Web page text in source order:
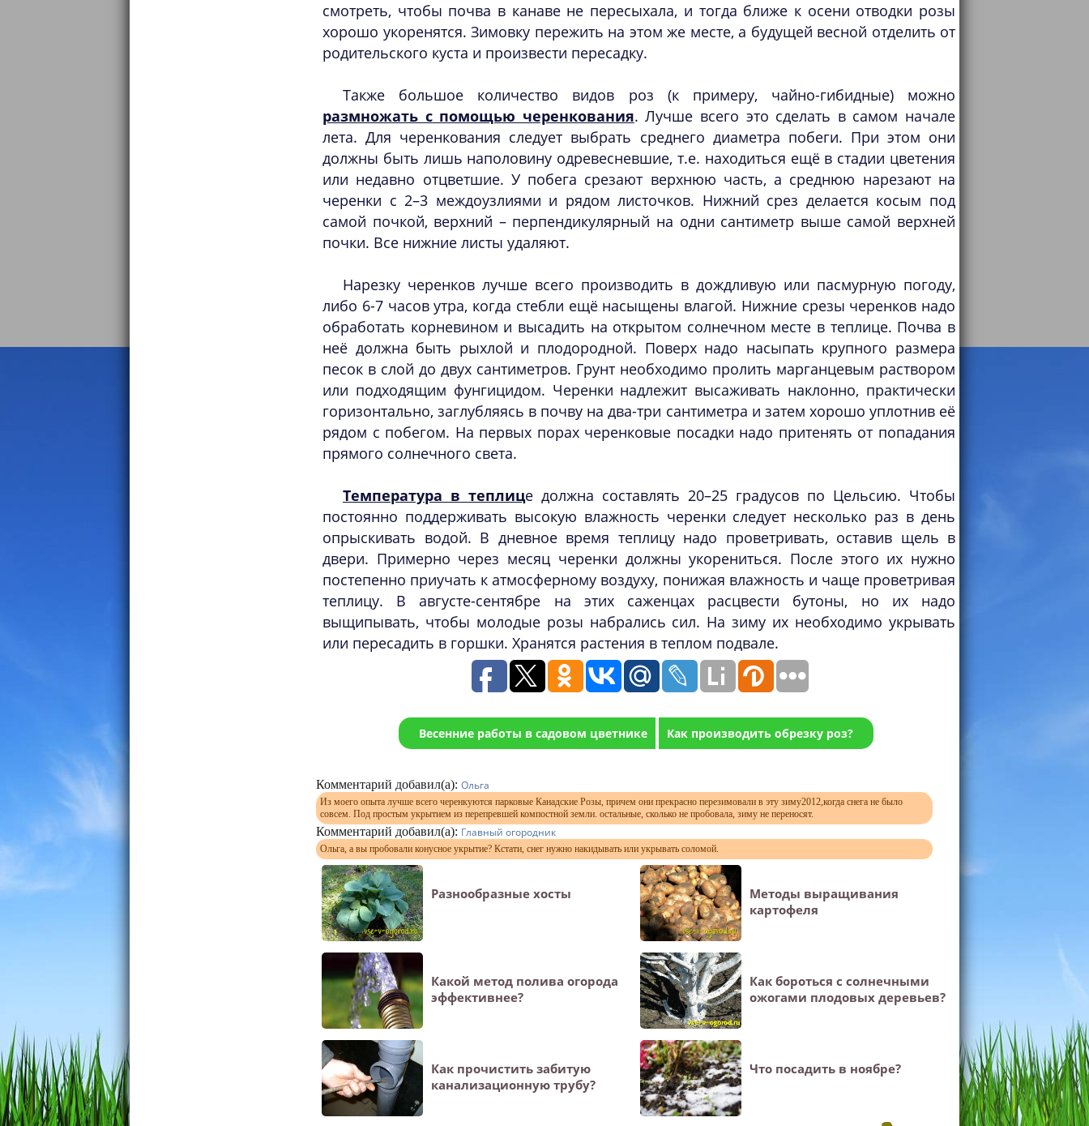
смотреть, чтобы почва в канаве не пересыхала, и тогда ближе к осени отводки розы
хорошо укоренятся. Зимовку пережить на этом же месте, а будущей весной отделить от
родительского куста и произвести пересадку.
Также большое количество видов роз (к примеру, чайно-гибидные) можно
размножать с помощью черенкования. Лучше всего это сделать в самом начале
лета. Для черенкования следует выбрать среднего диаметра побеги. При этом они
должны быть лишь наполовину одревесневшие, т.е. находиться ещё в стадии цветения
или недавно отцветшие. У побега срезают верхнюю часть, а среднюю нарезают на
черенки с 2–3 междоузлиями и рядом листочков. Нижний срез делается косым под
самой почкой, верхний – перпендикулярный на одни сантиметр выше самой верхней
почки. Все нижние листы удаляют.
Нарезку черенков лучше всего производить в дождливую или пасмурную погоду,
либо 6-7 часов утра, когда стебли ещё насыщены влагой. Нижние срезы черенков надо
обработать корневином и высадить на открытом солнечном месте в теплице. Почва в
неё должна быть рыхлой и плодородной. Поверх надо насыпать крупного размера
песок в слой до двух сантиметров. Грунт необходимо пролить марганцевым раствором
или подходящим фунгицидом. Черенки надлежит высаживать наклонно, практически
горизонтально, заглубляясь в почву на два-три сантиметра и затем хорошо уплотнив её
рядом с побегом. На первых порах черенковые посадки надо притенять от попадания
прямого солнечного света.
Температура в теплице должна составлять 20–25 градусов по Цельсию. Чтобы
постоянно поддерживать высокую влажность черенки следует несколько раз в день
опрыскивать водой. В дневное время теплицу надо проветривать, оставив щель в
двери. Примерно через месяц черенки должны укорениться. После этого их нужно
постепенно приучать к атмосферному воздуху, понижая влажность и чаще проветривая
теплицу. В августе-сентябре на этих саженцах расцвести бутоны, но их надо
выщипывать, чтобы молодые розы набрались сил. На зиму их необходимо укрывать
или пересадить в горшки. Хранятся растения в теплом подвале.
Весенние работы в садовом цветнике Как производить обрезку роз?
Комментарий добавил(а): Ольга
Из моего опыта лучше всего черенкуются парковые Канадские Розы, причем они прекрасно перезимовали в эту зиму2012,когда снега не было
совсем. Под простым укрытием из перепревшей компостной земли. остальные, сколько не пробовала, зиму не переносят.
Комментарий добавил(а): Главный огородник
Ольга, а вы пробовали конусное укрытие? Кстати, снег нужно накидывать или укрывать соломой.
Разнообразные хосты
Методы выращивания
картофеля
Какой метод полива огорода
эффективнее?
Как бороться с солнечными
ожогами плодовых деревьев?
Как прочистить забитую
канализационную трубу?
Что посадить в ноябре?